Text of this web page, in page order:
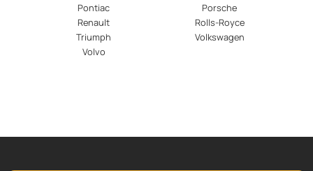
Pontiac
Porsche
Renault
Rolls-Royce
Triumph
Volkswagen
Volvo